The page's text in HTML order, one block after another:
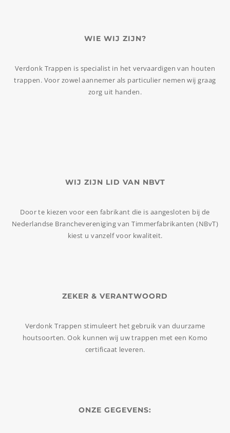
WIE WIJ ZIJN?
Verdonk Trappen is specialist in het vervaardigen van houten
trappen. Voor zowel aannemer als particulier nemen wij graag
zorg uit handen.
WIJ ZIJN LID VAN NBVT
Door te kiezen voor een fabrikant die is aangesloten bij de
Nederlandse Branchevereniging van Timmerfabrikanten (NBvT)
kiest u vanzelf voor kwaliteit.
ZEKER & VERANTWOORD
Verdonk Trappen stimuleert het gebruik van duurzame
houtsoorten. Ook kunnen wij uw trappen met een Komo
certificaat leveren.
ONZE GEGEVENS: